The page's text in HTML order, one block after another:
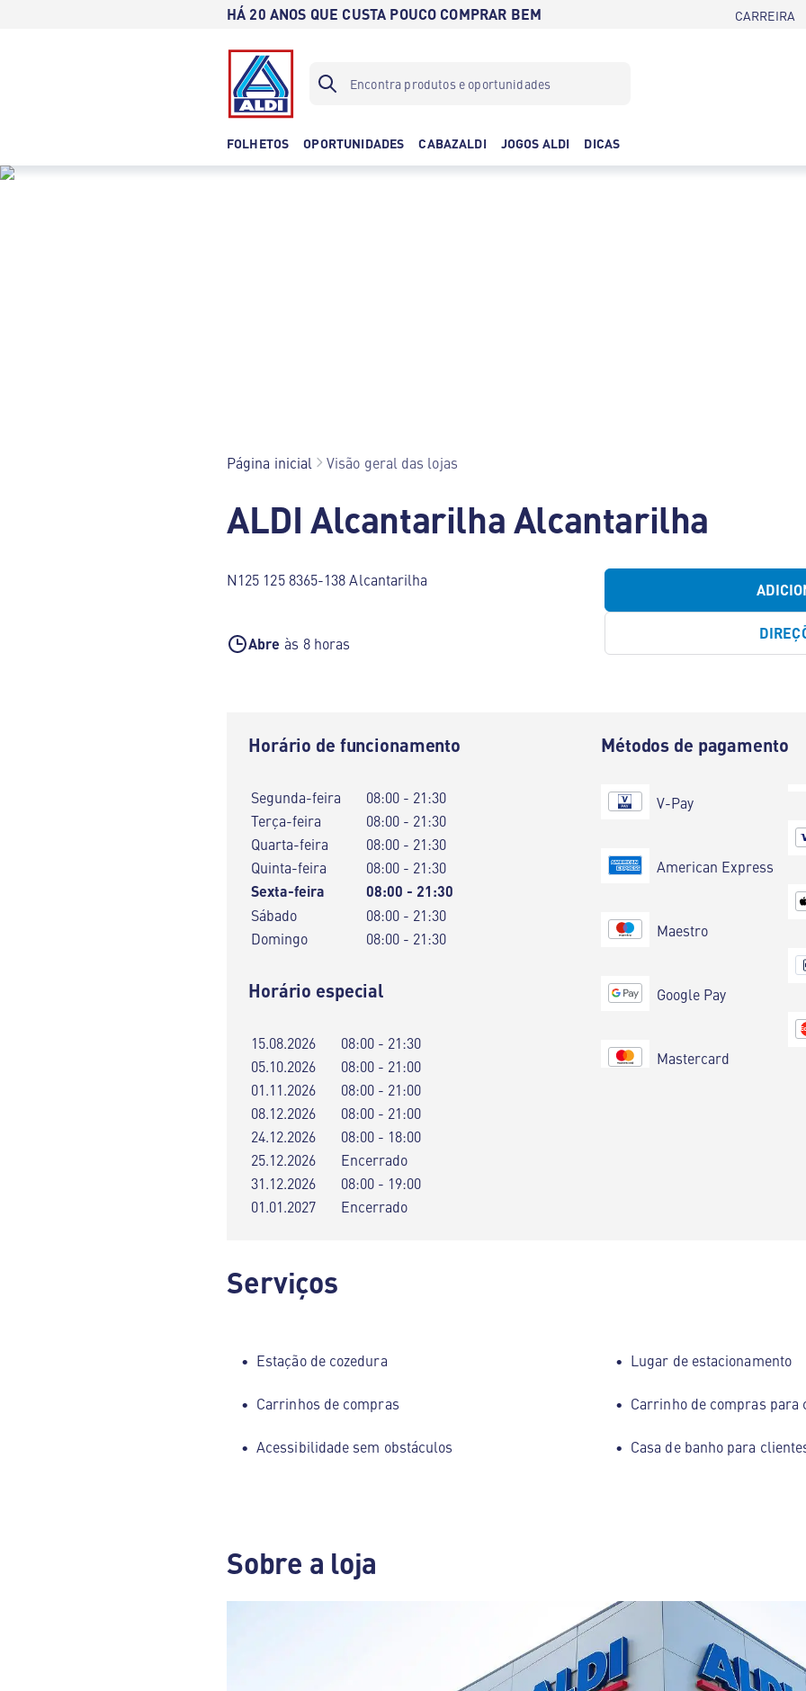
HÁ 20 ANOS QUE CUSTA POUCO COMPRAR BEM CARREIRA
FOLHETOS OPORTUNIDADES CABAZALDI JOGOS ALDI DICAS
Página inicial Visão geral das lojas
ALDI Alcantarilha Alcantarilha
N125 125 8365-138 Alcantarilha
Abre às 8 horas
Horário de funcionamento
Segunda-feira
08:00 - 21:30
Terça-feira
08:00 - 21:30
Quarta-feira
08:00 - 21:30
Quinta-feira
08:00 - 21:30
Sexta-feira 08:00 - 21:30
Sábado
08:00 - 21:30
Domingo
08:00 - 21:30
Horário especial
15.08.2026
08:00 - 21:30
05.10.2026
08:00 - 21:00
01.11.2026
08:00 - 21:00
08.12.2026
08:00 - 21:00
24.12.2026
08:00 - 18:00
25.12.2026
Encerrado
31.12.2026
08:00 - 19:00
01.01.2027
Encerrado
Métodos de pagamento
V-Pay
American Express
Maestro
Google Pay
Mastercard
Serviços
Estação de cozedura Lugar de estacionamento
Carrinhos de compras Carrinho de compras para
Acessibilidade sem obstáculos Casa de banho para
Sobre a loja